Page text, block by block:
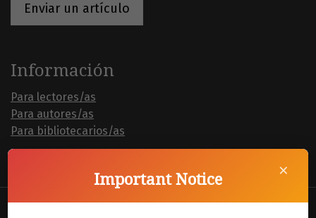
Enviar un artículo
Información
Para lectores/as
Para autores/as
Para bibliotecarios/as
×
Important Notice